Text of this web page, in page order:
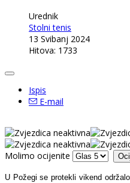
Urednik
Stolni tenis
13 Svibanj 2024
Hitova: 1733
Ispis
E-mail
Molimo ocijenite
U Požegi se protekli vikend